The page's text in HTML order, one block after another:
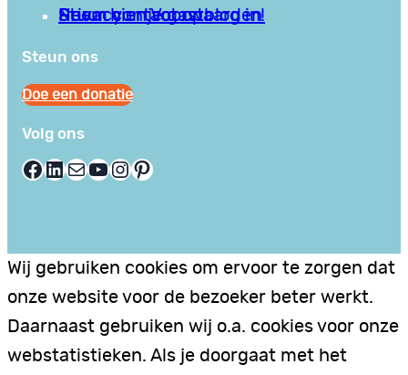
Privacy en Voorwaarden
Stuur hier je gastblog in!
Neem contact op
Steun ons
Doe een donatie
Volg ons
Facebook LinkedIn E-mail YouTube InstagramPinterest
Wij gebruiken cookies om ervoor te zorgen dat
onze website voor de bezoeker beter werkt.
Daarnaast gebruiken wij o.a. cookies voor onze
webstatistieken. Als je doorgaat met het